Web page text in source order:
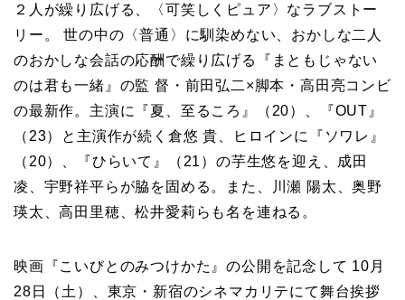
２人が繰り広げる、〈可笑しくピュア〉なラブストー
リー。 世の中の〈普通〉に馴染めない、おかしな二人
のおかしな会話の応酬で繰り広げる『まともじゃない
のは君も一緒』の監 督・前田弘二×脚本・高田亮コンビ
の最新作。主演に『夏、至るころ』（20）、『OUT』
（23）と主演作が続く倉悠 貴、ヒロインに『ソワレ』
（20）、『ひらいて』（21）の芋生悠を迎え、成田
凌、宇野祥平らが脇を固める。また、川瀬 陽太、奥野
瑛太、高田里穂、松井愛莉らも名を連ねる。
映画『こいびとのみつけかた』の公開を記念して 10月
28日（土）、東京・新宿のシネマカリテにて舞台挨拶